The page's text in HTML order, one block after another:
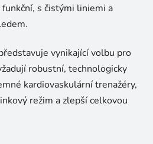
s čistými liniemi a
vynikající volbu pro
robustní, technologicky
kardiovaskulární trenažéry,
režim a zlepší celkovou